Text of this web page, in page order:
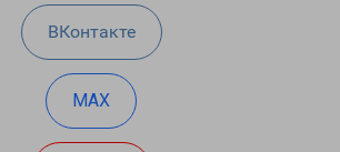
ВКонтакте
MAX